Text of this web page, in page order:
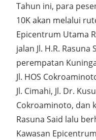
Tahun ini, para
10K akan melalui
Epicentrum Utama
jalan Jl. H.R.
perempatan
Jl. HOS
Jl. Cimahi, Jl. Dr.
Cokroaminoto, dan
Rasuna Said lalu
Kawasan